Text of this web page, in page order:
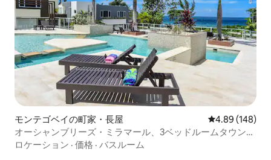
モンテゴベイの町家・長屋 レビュー148
4.89 (148)
オーシャンブリーズ・ミラマール、3ベッドルームタウンハ
ウス
ロケーション · 価格 · バスルーム